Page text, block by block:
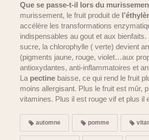
Que se passe-t-il lors du
murissement, le fruit produit de
accélère les transformations
indispensables au gout et aux bienfaits.
sucre, la chlorophylle ( verte) devient
(pigments jaune, rouge, violet…aux
antioxydantes, anti-inflammatoires et
La pectine baisse, ce qui rend le fruit
moins allergisant. Plus le fruit est mûr,
vitamines. Plus il est rouge vif et plus il
automne pomme